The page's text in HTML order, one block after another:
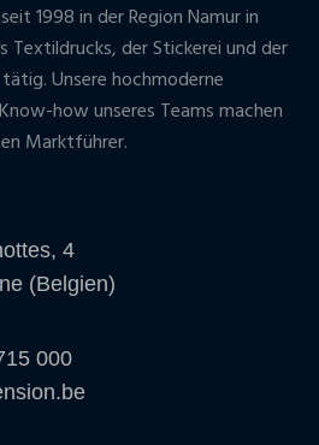
1998 in der Region Namur in
Textildrucks, der Stickerei und der
Unsere hochmoderne
how unseres Teams machen
Marktführer.
4
(Belgien)
000